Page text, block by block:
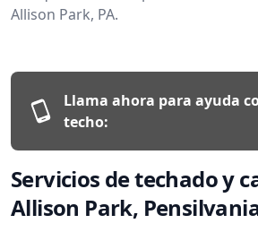
Allison Park, PA.
Llama ahora para ayuda
techo:
Servicios de techado y
Allison Park,